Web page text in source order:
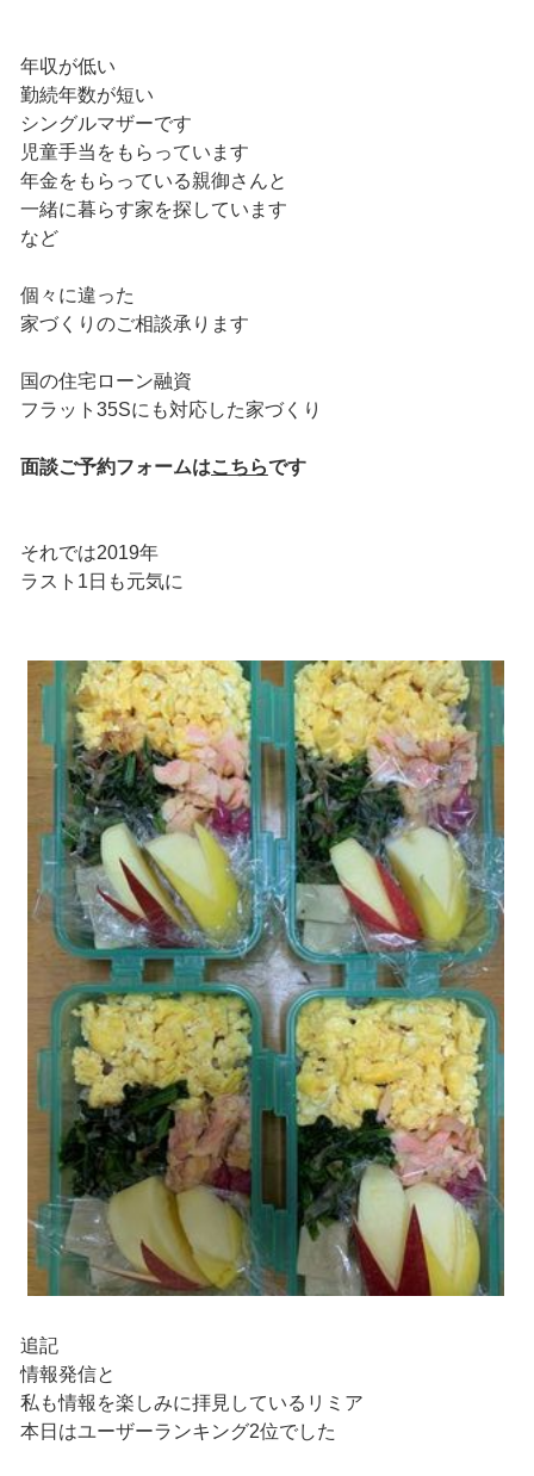
年収が低い
勤続年数が短い
シングルマザーです
児童手当をもらっています
年金をもらっている親御さんと
一緒に暮らす家を探しています
など
個々に違った
家づくりのご相談承ります
国の住宅ローン融資
フラット35Sにも対応した家づくり
面談ご予約フォームはこちらです
それでは2019年
ラスト1日も元気に
追記
情報発信と
私も情報を楽しみに拝見しているリミア
本日はユーザーランキング2位でした